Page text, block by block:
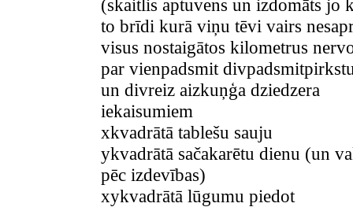
(skaitlis aptuvens un izdomāts jo
to brīdi kurā viņu tēvi vairs
visus nostaigātos kilometrus
par vienpadsmit
un divreiz aizkuņģa dziedzera
iekaisumiem
xkvadrātā tablešu sauju
ykvadrātā sačakarētu dienu (un
pēc izdevības)
xykvadrātā lūgumu piedot